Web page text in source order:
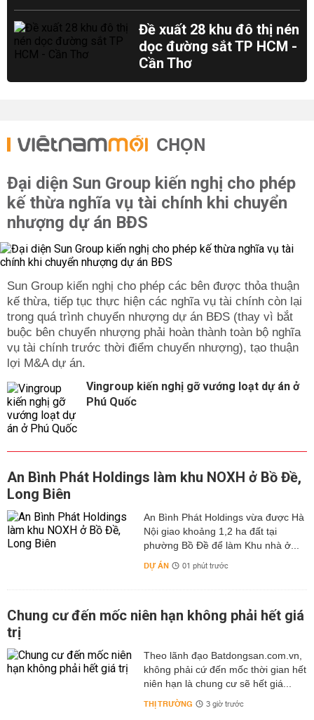
Đề xuất 28 khu đô thị nén
dọc đường sắt TP HCM -
Cần Thơ
CHỌN
Đại diện Sun Group kiến nghị cho phép
kế thừa nghĩa vụ tài chính khi chuyển
nhượng dự án BĐS
Sun Group kiến nghị cho phép các bên được thỏa thuận
kế thừa, tiếp tục thực hiện các nghĩa vụ tài chính còn lại
trong quá trình chuyển nhượng dự án BĐS (thay vì bắt
buộc bên chuyển nhượng phải hoàn thành toàn bộ nghĩa
vụ tài chính trước thời điểm chuyển nhượng), tạo thuận
lợi M&A dự án.
Vingroup kiến nghị gỡ vướng loạt dự án ở
Phú Quốc
An Bình Phát Holdings làm khu NOXH ở Bồ Đề,
Long Biên
An Bình Phát Holdings vừa được Hà
Nội giao khoảng 1,2 ha đất tại
phường Bồ Đề để làm Khu nhà ở...
DỰ ÁN 01 phút trước
Chung cư đến mốc niên hạn không phải hết giá
trị
Theo lãnh đạo Batdongsan.com.vn,
không phải cứ đến mốc thời gian hết
niên hạn là chung cư sẽ hết giá...
THỊ TRƯỜNG 3 giờ trước